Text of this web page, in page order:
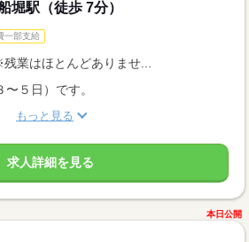
堀駅（徒歩 7分）
一部支給
業はほとんどありませ...
５日）です。
もっと見る
求人詳細を見る
本日公開